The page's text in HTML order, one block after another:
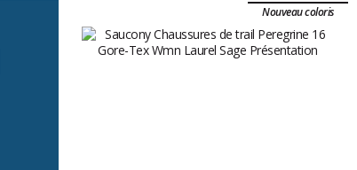
Nouveau coloris